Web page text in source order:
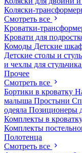
Коляски-
Смотреть все
Кроватки-
Кровати для
Комоды Детские
Детские столы и
и чехлы для стульчика
Прочее
Смотреть все
Бортики в кроватку
малыша Простыни
одеяла Позиционеры
Комплекты в
Комплекты
Полотенца
Смотреть все